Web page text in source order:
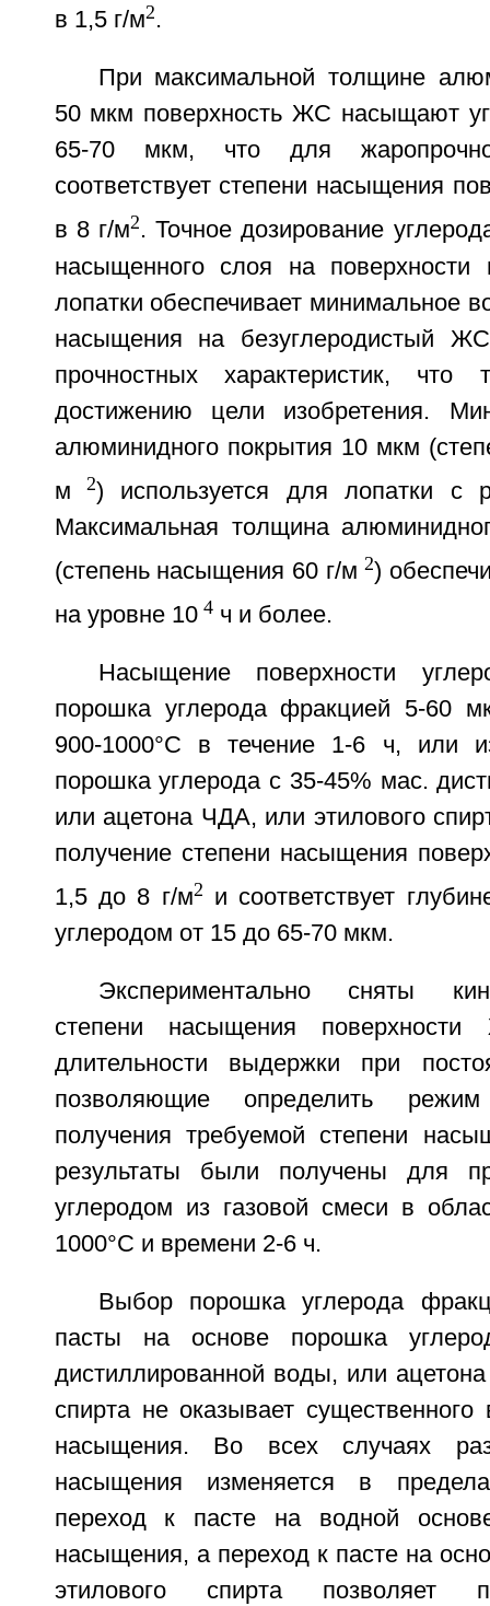
в 1,5 г/м2.
При максимальной толщине
50 мкм поверхность ЖС насыщают
65-70 мкм, что для
соответствует степени насыщения
в 8 г/м2. Точное дозирование
насыщенного слоя на поверхности
лопатки обеспечивает минимальное
насыщения на безуглеродистый
прочностных характеристик, что
достижению цели изобретения.
алюминидного покрытия 10 мкм
м 2) используется для лопатки с
Максимальная толщина
(степень насыщения 60 г/м 2)
на уровне 104ч и более.
Насыщение поверхности
порошка углерода фракцией 5-60
900-1000°С в течение 1-6 ч, или
порошка углерода с 35-45% мас.
или ацетона ЧДА, или этилового
получение степени насыщения
1,5 до 8 г/м2 и соответствует
углеродом от 15 до 65-70 мкм.
Экспериментально сняты
степени насыщения
длительности выдержки при
позволяющие определить
получения требуемой степени
результаты были получены для
углеродом из газовой смеси в
1000°С и времени 2-6 ч.
Выбор порошка углерода
пасты на основе порошка
дистиллированной воды, или
спирта не оказывает
насыщения. Во всех случаях
насыщения изменяется в
переход к пасте на водной
насыщения, а переход к пасте на
этилового спирта позволяет